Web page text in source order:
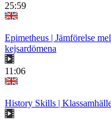
25:59
Epimetheus | Jämförelse
kejsardömena
11:06
History Skills |